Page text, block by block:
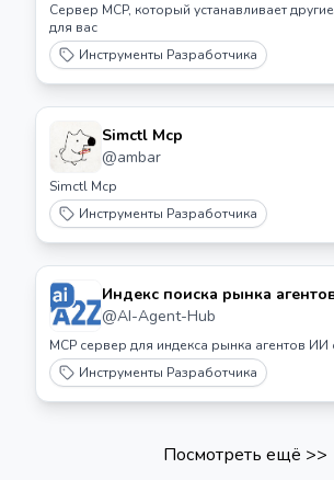
Сервер MCP, который устанавливает
для вас
Инструменты Разработчика
Simctl Mcp
@ambar
Simctl Mcp
Инструменты Разработчика
Индекс поиска рынка
Server
@AI-Agent-Hub
MCP сервер для индекса рынка агентов ИИ
Инструменты Разработчика
Посмотреть ещё >>